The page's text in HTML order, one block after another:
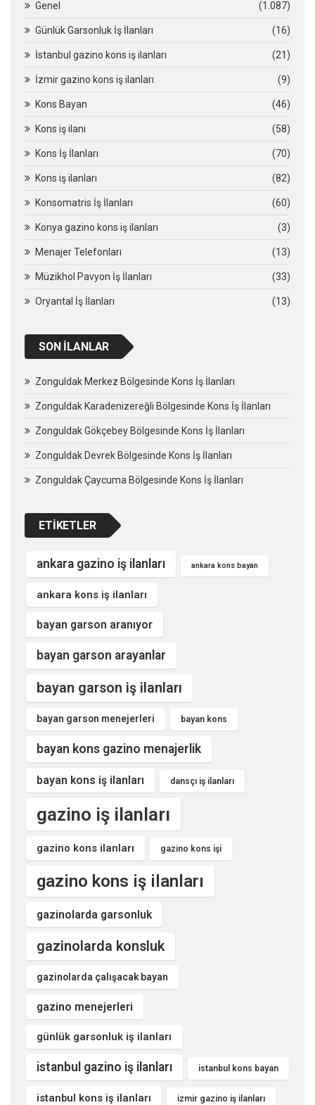
Genel (1.087)
Günlük Garsonluk İş İlanları (16)
İstanbul gazino kons iş ilanları (21)
İzmir gazino kons iş ilanları (9)
Kons Bayan (46)
Kons iş ilanı (58)
Kons İş İlanları (70)
Kons iş ilanları (82)
Konsomatris İş İlanları (60)
Konya gazino kons iş ilanları (3)
Menajer Telefonları (13)
Müzikhol Pavyon İş İlanları (33)
Oryantal İş İlanları (13)
SON İLANLAR
Zonguldak Merkez Bölgesinde Kons İş İlanları
Zonguldak Karadenizereğli Bölgesinde Kons İş İlanları
Zonguldak Gökçebey Bölgesinde Kons İş İlanları
Zonguldak Devrek Bölgesinde Kons İş İlanları
Zonguldak Çaycuma Bölgesinde Kons İş İlanları
ETIKETLER
ankara gazino iş ilanları ankara kons bayan
ankara kons iş ilanları
bayan garson aranıyor
bayan garson arayanlar
bayan garson iş ilanları
bayan garson menejerleri bayan kons
bayan kons gazino menajerlik
bayan kons iş ilanları dansçı iş ilanları
gazino iş ilanları
gazino kons ilanları gazino kons işi
gazino kons iş ilanları
gazinolarda garsonluk
gazinolarda konsluk
gazinolarda çalışacak bayan
gazino menejerleri
günlük garsonluk iş ilanları
istanbul gazino iş ilanları istanbul kons bayan
istanbul kons iş ilanları izmir gazino iş ilanları